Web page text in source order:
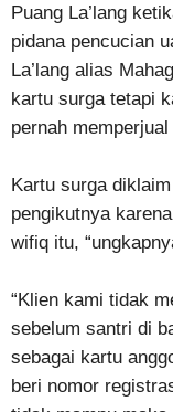
Puang La’lang
pidana pencucian
La’lang alias
kartu surga tetapi
pernah
Kartu surga
pengikutnya
wifiq itu,
“Klien kami tidak
sebelum santri di
sebagai kartu
beri nomor